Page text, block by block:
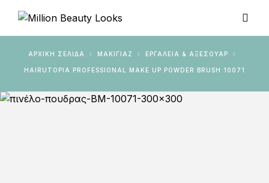
ΑΡΧΙΚΉ ΣΕΛΊΔΑ ΜΑΚΙΓΙΑΖ ΕΡΓΑΛΕΊΑ & ΑΞΕΣΟΥΆΡ
HAIRUTOPIA PROFESSIONAL MAKE UP POWDER BRUSH 10071